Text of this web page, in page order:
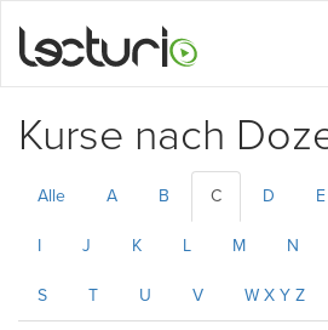
Kurse nach
Alle A B C D E
I J K L M N
S T U V W X Y Z